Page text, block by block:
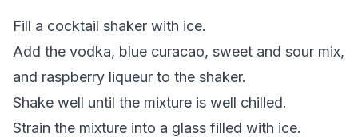
Fill a cocktail shaker with ice.
Add the vodka, blue curacao, sweet and sour mix,
and raspberry liqueur to the shaker.
Shake well until the mixture is well chilled.
Strain the mixture into a glass filled with ice.